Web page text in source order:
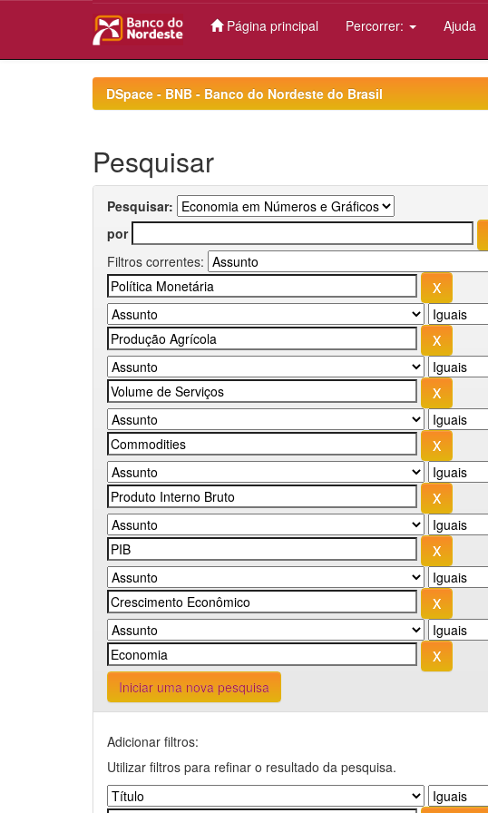
Página principal Percorrer: Ajuda
DSpace - BNB - Banco do Nordeste do Brasil
Pesquisar
Pesquisar:
por
Filtros correntes:
Iniciar uma nova pesquisa
Adicionar filtros:
Utilizar filtros para refinar o resultado da pesquisa.